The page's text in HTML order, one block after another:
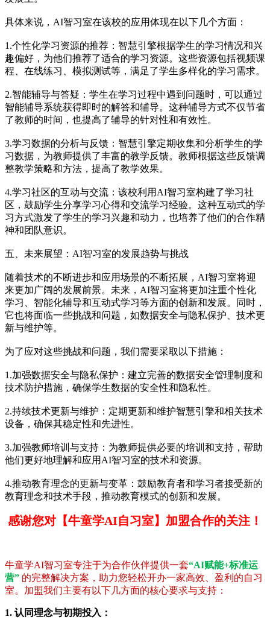
具体来说，AI智习室在该校的应用体现在以下几个方面：
1.个性化学习资源的推荐：智慧引擎根据学生的学习情况和兴
趣偏好，为他们推荐了适合的学习资源。这些资源包括视频课
程、在线练习、模拟测试等，满足了学生多样化的学习需求。
2.智能辅导与答疑：学生在学习过程中遇到问题时，可以通过
智能辅导系统获得即时的解答和辅导。这种辅导方式不仅节省
了教师的时间，也提高了辅导的针对性和有效性。
3.学习数据的分析与反馈：智慧引擎定期收集和分析学生的学
习数据，为教师提供了丰富的教学反馈。教师根据这些反馈调
整教学策略和方法，提高了教学效果。
4.学习社区的互动与交流：该校利用AI智习室构建了学习社
区，鼓励学生分享学习心得和交流学习经验。这种互动式的学
习方式激发了学生的学习兴趣和动力，也培养了他们的合作精
神和团队意识。
五、未来展望：AI智习室的发展趋势与挑战
随着技术的不断进步和应用场景的不断拓展，AI智习室将迎
来更加广阔的发展前景。未来，AI智习室将更加注重个性化
学习、智能化辅导和互动式学习等方面的创新和发展。同时，
它也将面临一些挑战和问题，如数据安全与隐私保护、技术更
新与维护等。
为了应对这些挑战和问题，我们需要采取以下措施：
1.加强数据安全与隐私保护：建立完善的数据安全管理制度和
技术防护措施，确保学生数据的安全性和隐私性。
2.持续技术更新与维护：定期更新和维护智慧引擎和相关技术
设备，确保其稳定性和先进性。
3.加强教师培训与支持：为教师提供必要的培训和支持，帮助
他们更好地理解和应用AI智习室的技术和资源。
4.推动教育理念的更新与变革：鼓励教育者和学习者接受新的
教育理念和技术手段，推动教育模式的创新和发展。
感谢您对【牛童学AI自习室】加盟合作的关注！
牛童学AI智习室专注于为合作伙伴提供一套“AI赋能+标准运
营” 的完整解决方案，助力您轻松开办一家高效、盈利的自习
室。加盟我们主要有以下几方面的核心要求与支持：
1. 认同理念与初期投入：